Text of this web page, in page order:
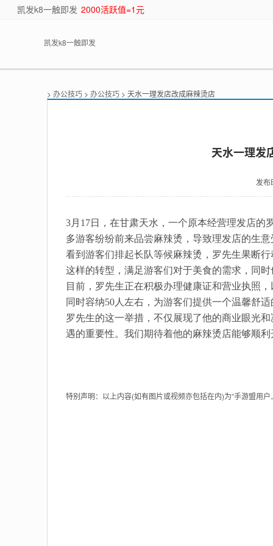
凯发k8一触即发 2000活跃值=1元
凯发k8一触即发
> 办公技巧 > 办公技巧 > 天水一理发店改成麻辣烫店
天水一理发
发布
3月17日，在甘肃天水，一个原本经营理发店
多游客纷纷前来品尝麻辣烫，导致理发店的生
看到游客们排起长队等候麻辣烫，罗先生果断
这样的转型，满足游客们对于美食的需求，同
目前，罗先生正在积极办理健康证和营业执照
同时容纳50人左右，为游客们提供一个温馨舒
罗先生的这一举措，不仅展现了他的商业眼光
遇的重要性。我们期待着他的麻辣烫店能够顺
特别声明：以上内容(如有图片或视频亦包括在内)为“手游盟用